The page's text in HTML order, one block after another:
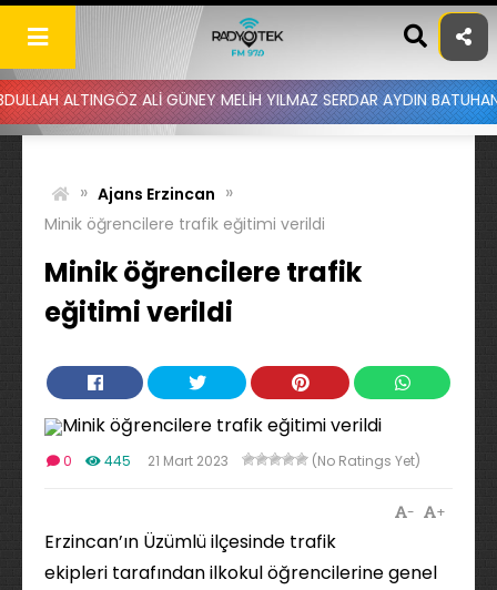
Skip
content
ALİ GÜNEY MELİH YILMAZ SERDAR AYDIN BATUHAN
» Ajans Erzincan »
Minik öğrencilere trafik eğitimi verildi
Minik öğrencilere trafik
eğitimi verildi
0 445 21 Mart 2023 (No Ratings Yet)
+
-
Erzincan’ın Üzümlü ilçesinde trafik
ekipleri tarafından ilkokul öğrencilerine genel